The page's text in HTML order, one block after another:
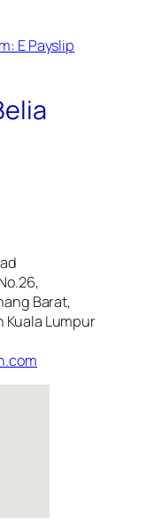
E Payslip
Barat,
Kuala Lumpur